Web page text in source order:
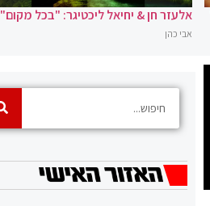
אלעזר חן & יחיאל ליכטיגר: "בכל מקום"
אבי כהן